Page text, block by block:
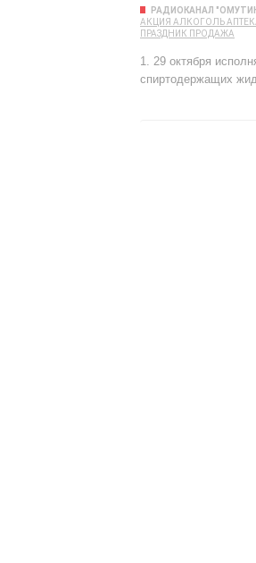
РАДИОКАНАЛ
АКЦИЯ АЛКОГОЛЬ
ПРАЗДНИК ПРОДАЖА
1. 29 октября
спиртодержащих